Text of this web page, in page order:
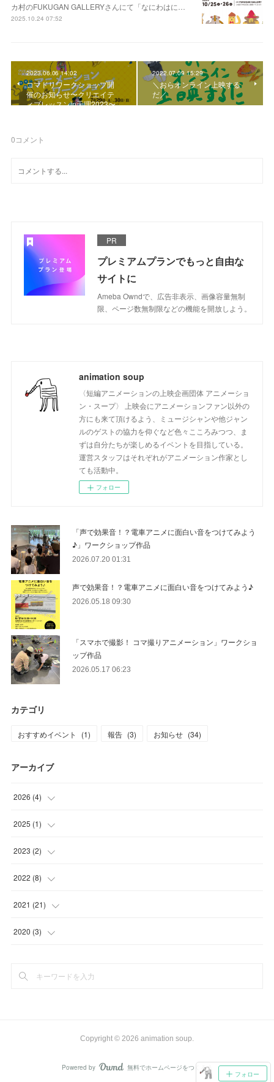
カ村のFUKUGAN GALLERYさんにて「なにわはに…
2025.10.24 07:52
2023.06.06 14:02
コマドリワークショップ開
催のお知らせ〜クリエイテ
ィブレッスンin天理2023〜
2022.07.09 15:29
＼おらオンライン上映する
だ／
0コメント
PR
プレミアムプランでもっと自由な
サイトに
Ameba Owndで、広告非表示、画像容量無制
限、ページ数無制限などの機能を開放しよう。
animation soup
〈短編アニメーションの上映企画団体 アニメーショ
ン・スープ〉 上映会にアニメーションファン以外の
方にも来て頂けるよう、ミュージシャンや他ジャン
ルのゲストの協力を仰ぐなど色々こころみつつ、ま
ずは自分たちが楽しめるイベントを目指している。
運営スタッフはそれぞれがアニメーション作家とし
ても活動中。
フォロー
「声で効果音！？電車アニメに面白い音をつけてみよう
♪」ワークショップ作品
2026.07.20 01:31
声で効果音！？電車アニメに面白い音をつけてみよう♪
2026.05.18 09:30
「スマホで撮影！ コマ撮りアニメーション」ワークショ
ップ作品
2026.05.17 06:23
カテゴリ
おすすめイベント (1) 報告 (3) お知らせ (34)
アーカイブ
2026 (4)
( )
( )
(
2025 (1)
( )
2023 (2)
( )
(1
2022 (8)
(1
( )
(2
2021 (21)
( 10 )
(
2020 (3)
(
フォロー
Copyright © 2026 animation soup.
Powered by AmebaOwnd
無料でホームページをつくろう